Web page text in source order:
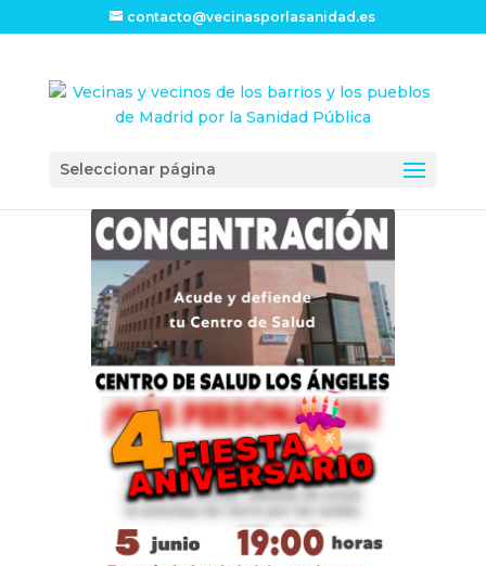
contacto@vecinasporlasanidad.es
Seleccionar página